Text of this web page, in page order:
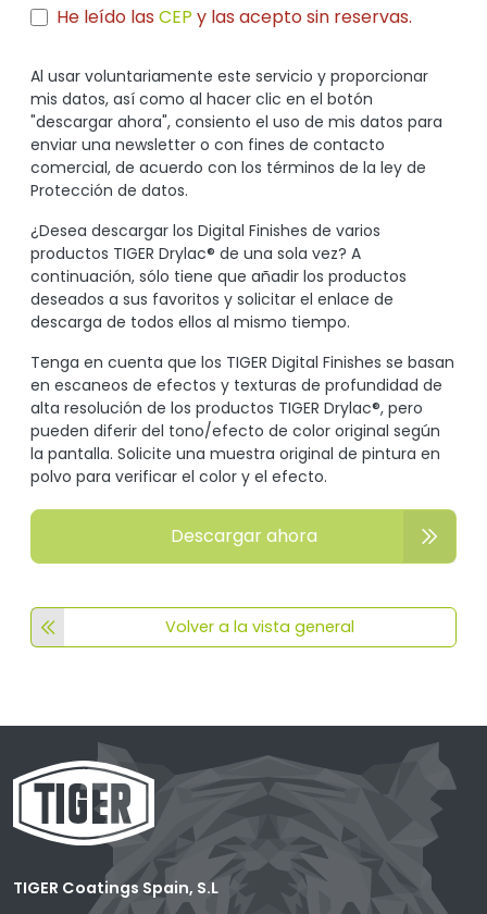
He leído las CEP y las acepto sin reservas.
Al usar voluntariamente este servicio y proporcionar
mis datos, así como al hacer clic en el botón
"descargar ahora", consiento el uso de mis datos para
enviar una newsletter o con fines de contacto
comercial, de acuerdo con los términos de la ley de
Protección de datos.
¿Desea descargar los Digital Finishes de varios
productos TIGER Drylac® de una sola vez? A
continuación, sólo tiene que añadir los productos
deseados a sus favoritos y solicitar el enlace de
descarga de todos ellos al mismo tiempo.
Tenga en cuenta que los TIGER Digital Finishes se basan
en escaneos de efectos y texturas de profundidad de
alta resolución de los productos TIGER Drylac®, pero
pueden diferir del tono/efecto de color original según
la pantalla. Solicite una muestra original de pintura en
polvo para verificar el color y el efecto.
Descargar ahora
Volver a la vista general
TIGER Coatings Spain, S.L